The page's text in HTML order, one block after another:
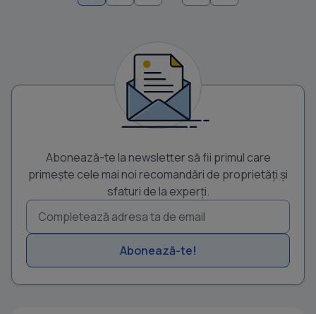
Abonează-te la newsletter să fii primul care
primește cele mai noi recomandări de proprietăți și
sfaturi de la experți.
Abonează-te!